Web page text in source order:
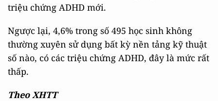
triệu chứng ADHD mới.
Ngược lại, 4,6% trong số 495 học sinh không
thường xuyên sử dụng bất kỳ nền tảng kỹ thuật
số nào, có các triệu chứng ADHD, đây là mức rất
thấp.
Theo XHTT